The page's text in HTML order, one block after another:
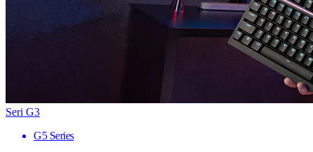
Seri G3
G5 Series